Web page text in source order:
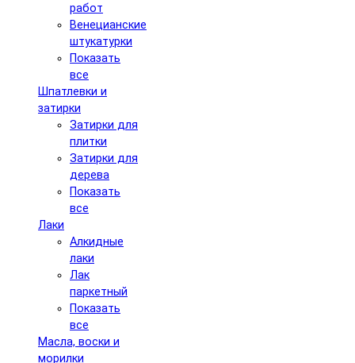
работ
Венецианские
штукатурки
Показать
все
Шпатлевки и
затирки
Затирки для
плитки
Затирки для
дерева
Показать
все
Лаки
Алкидные
лаки
Лак
паркетный
Показать
все
Масла, воски и
морилки